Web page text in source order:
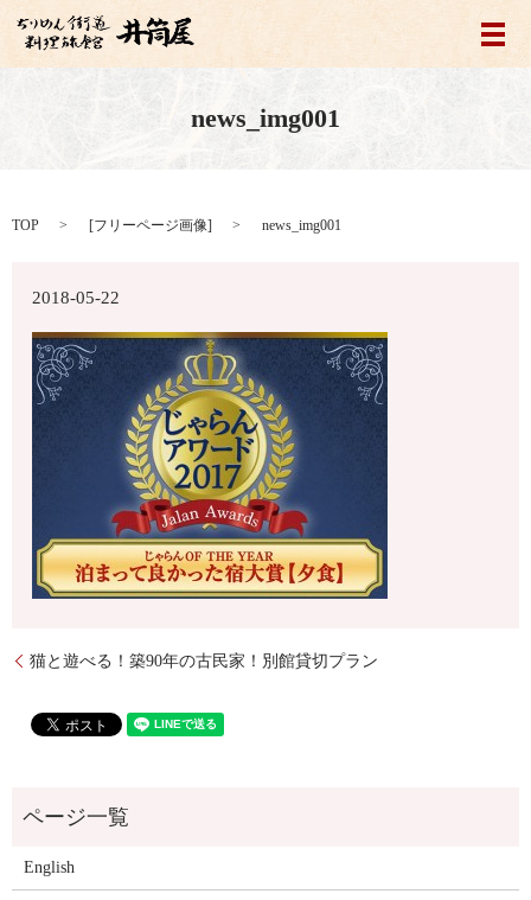
メ
news_img001
TOP [フリーページ画像] news_img001
2018-05-22
猫と遊べる！築90年の古民家！別館貸切プラン
English